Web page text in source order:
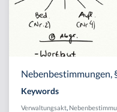
Nebenbestimmungen,
Keywords
Verwaltungsakt